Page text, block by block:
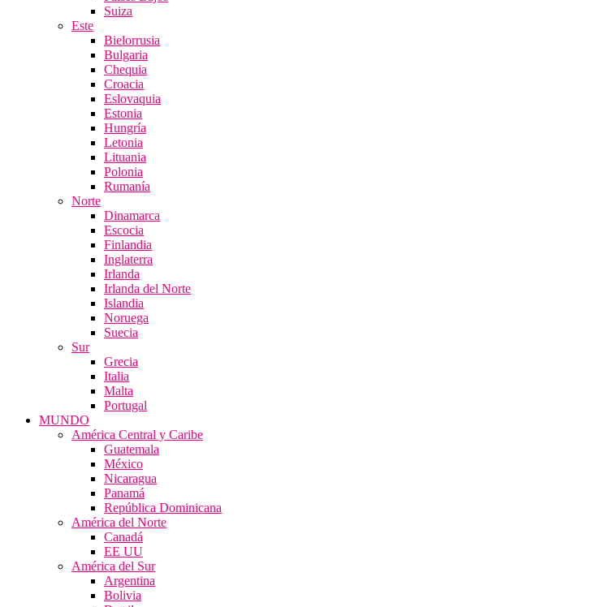
Suiza
Este
Bielorrusia
Bulgaria
Chequia
Croacia
Eslovaquia
Estonia
Hungría
Letonia
Lituania
Polonia
Rumanía
Norte
Dinamarca
Escocia
Finlandia
Inglaterra
Irlanda
Irlanda del Norte
Islandia
Noruega
Suecia
Sur
Grecia
Italia
Malta
Portugal
MUNDO
América Central y Caribe
Guatemala
México
Nicaragua
Panamá
República Dominicana
América del Norte
Canadá
EE UU
América del Sur
Argentina
Bolivia